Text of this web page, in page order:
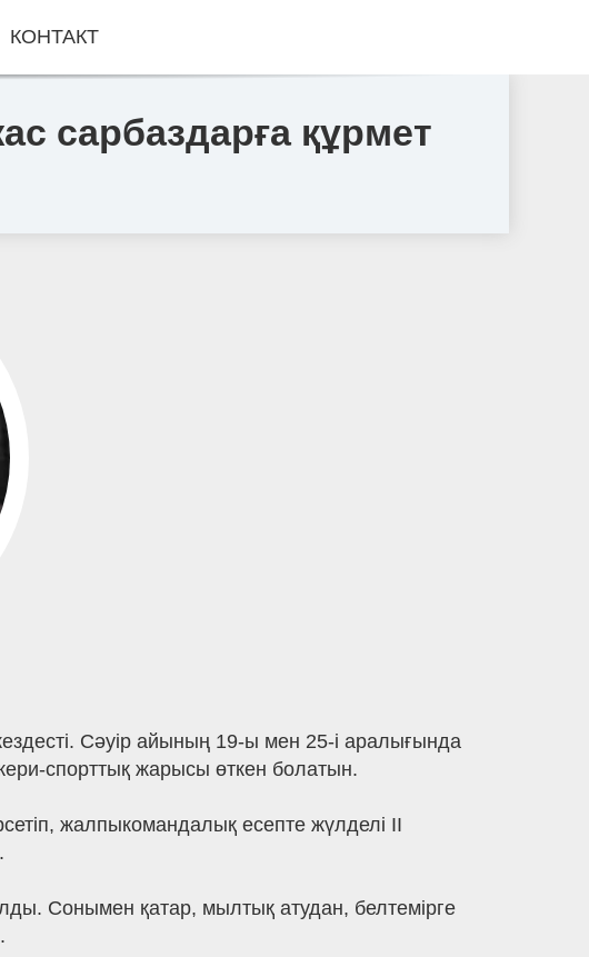
сарбаздарға құрмет
Сәуір айының 19-ы мен 25-і аралығында
спорттық жарысы өткен болатын.
жалпыкомандалық есепте жүлделі II
Сонымен қатар, мылтық атудан, белтемірге
КОНТАКТ